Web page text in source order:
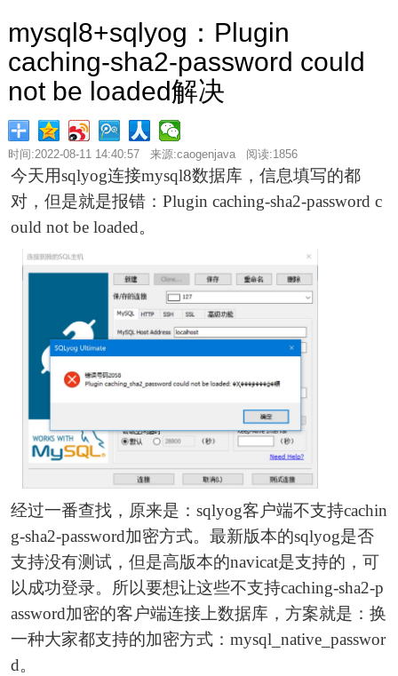
mysql8+sqlyog：Plugin
caching-sha2-password could
not be loaded解决
时间:2022-08-11 14:40:57 来源:caogenjava 阅读:1856
今天用sqlyog连接mysql8数据库，信息填写的都
对，但是就是报错：Plugin caching-sha2-password c
ould not be loaded。
经过一番查找，原来是：sqlyog客户端不支持cachin
g-sha2-password加密方式。最新版本的sqlyog是否
支持没有测试，但是高版本的navicat是支持的，可
以成功登录。所以要想让这些不支持caching-sha2-p
assword加密的客户端连接上数据库，方案就是：换
一种大家都支持的加密方式：mysql_native_passwor
d。